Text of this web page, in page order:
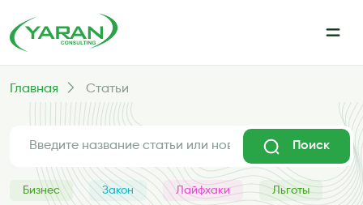
Главная Статьи
Поиск
Бизнес Закон Лайфхаки Льготы